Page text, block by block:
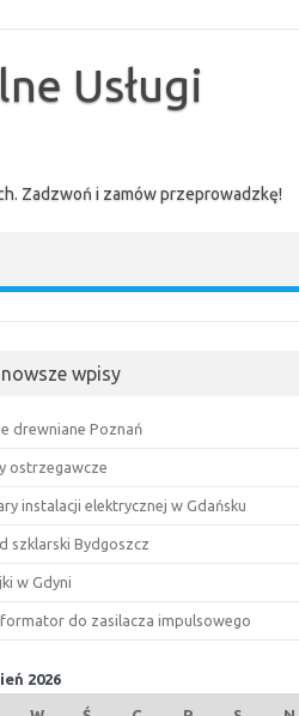
Usługi
Zadzwoń i zamów przeprowadzkę!
wpisy
drewniane Poznań
ostrzegawcze
instalacji elektrycznej w Gdańsku
szklarski Bydgoszcz
w Gdyni
do zasilacza impulsowego
2026